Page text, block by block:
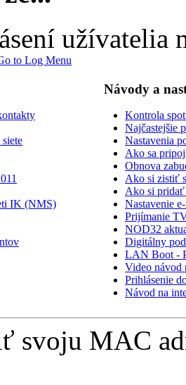
užívatelia
Návody a
IK (NMS)
Kontrola
Najčastejšie
Nastavenia
Ako sa
Obnova
Ako si zistiť
Ako si
Nastavenie
Prijímanie
NOD32
Digitálny
LAN Boot -
Video návod
Prihlásenie
Návod na
svoju MAC